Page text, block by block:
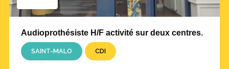
Audioprothésiste H/F activité sur deux centres.
SAINT-MALO CDI